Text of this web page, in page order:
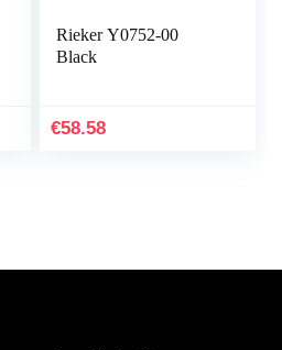
Rieker Y0752-00
Black
€58.58